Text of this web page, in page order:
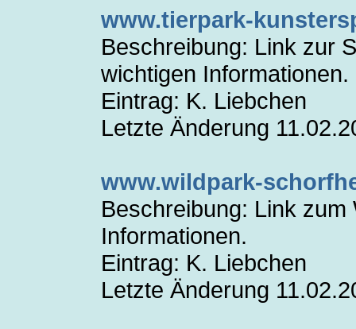
www.tierpark-
Beschreibung: Link zur
wichtigen Informationen.
Eintrag: K. Liebchen
Letzte Änderung
www.wildpark-
Beschreibung: Link
Informationen.
Eintrag: K. Liebchen
Letzte Änderung